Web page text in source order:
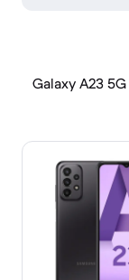
Galaxy A23 5G